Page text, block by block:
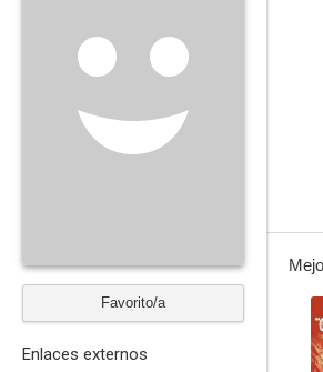
Favorito/a
Enlaces externos